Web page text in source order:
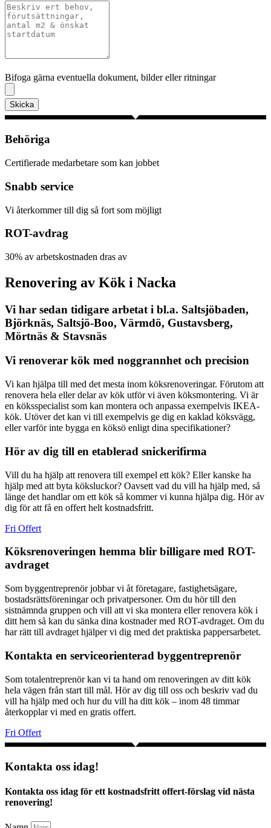
Bifoga gärna eventuella dokument, bilder eller ritningar
Skicka
Behöriga
Certifierade medarbetare som kan jobbet
Snabb service
Vi återkommer till dig så fort som möjligt
ROT-avdrag
30% av arbetskostnaden dras av
Renovering av Kök i Nacka
Vi har sedan tidigare arbetat i bl.a. Saltsjöbaden,
Björknäs, Saltsjö-Boo, Värmdö, Gustavsberg,
Mörtnäs & Stavsnäs
Vi renoverar kök med noggrannhet och precision
Vi kan hjälpa till med det mesta inom köksrenoveringar. Förutom att
renovera hela eller delar av kök utför vi även köksmontering. Vi är
en köksspecialist som kan montera och anpassa exempelvis IKEA-
kök. Utöver det kan vi till exempelvis ge dig en kaklad köksvägg,
eller varför inte bygga en köksö enligt dina specifikationer?
Hör av dig till en etablerad snickerifirma
Vill du ha hjälp att renovera till exempel ett kök? Eller kanske ha
hjälp med att byta köksluckor? Oavsett vad du vill ha hjälp med, så
länge det handlar om ett kök så kommer vi kunna hjälpa dig. Hör av
dig för att få en offert helt kostnadsfritt.
Fri Offert
Köksrenoveringen hemma blir billigare med ROT-
avdraget
Som byggentreprenör jobbar vi åt företagare, fastighetsägare,
bostadsrättsföreningar och privatpersoner. Om du hör till den
sistnämnda gruppen och vill att vi ska montera eller renovera kök i
ditt hem så kan du sänka dina kostnader med ROT-avdraget. Om du
har rätt till avdraget hjälper vi dig med det praktiska pappersarbetet.
Kontakta en serviceorienterad byggentreprenör
Som totalentreprenör kan vi ta hand om renoveringen av ditt kök
hela vägen från start till mål. Hör av dig till oss och beskriv vad du
vill ha hjälp med och hur du vill ha ditt kök – inom 48 timmar
återkopplar vi med en gratis offert.
Fri Offert
Kontakta oss idag!
Kontakta oss idag för ett kostnadsfritt offert-förslag vid nästa
renovering!